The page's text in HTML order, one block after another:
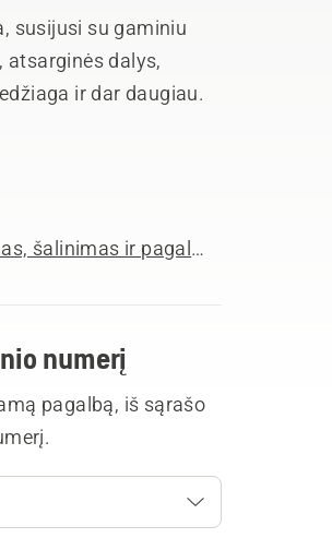
susijusi su gaminiu
atsarginės dalys,
ir dar daugiau.
Gedimų nustatymas, šalinimas ir pagalba
numerį
pagalbą, iš sąrašo